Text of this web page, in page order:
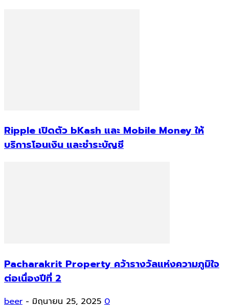
Ripple เปิดตัว bKash และ Mobile Money ให้
บริการโอนเงิน และชำระบัญชี
Pacharakrit Property คว้ารางวัลแห่งความภูมิใจ
ต่อเนื่องปีที่ 2
beer - มิถุนายน 25, 2025 0